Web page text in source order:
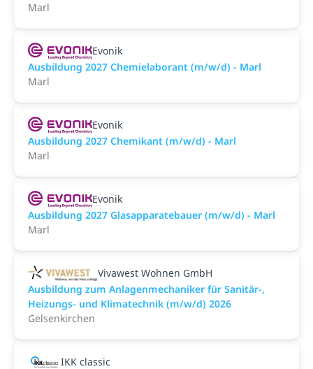
Marl
Evonik
Ausbildung 2027 Chemielaborant (m/w/d) - Marl
Marl
Evonik
Ausbildung 2027 Chemikant (m/w/d) - Marl
Marl
Evonik
Ausbildung 2027 Glasapparatebauer (m/w/d) - Marl
Marl
Vivawest Wohnen GmbH
Ausbildung zum Anlagenmechaniker für Sanitär-,
Heizungs- und Klimatechnik (m/w/d) 2026
Gelsenkirchen
IKK classic